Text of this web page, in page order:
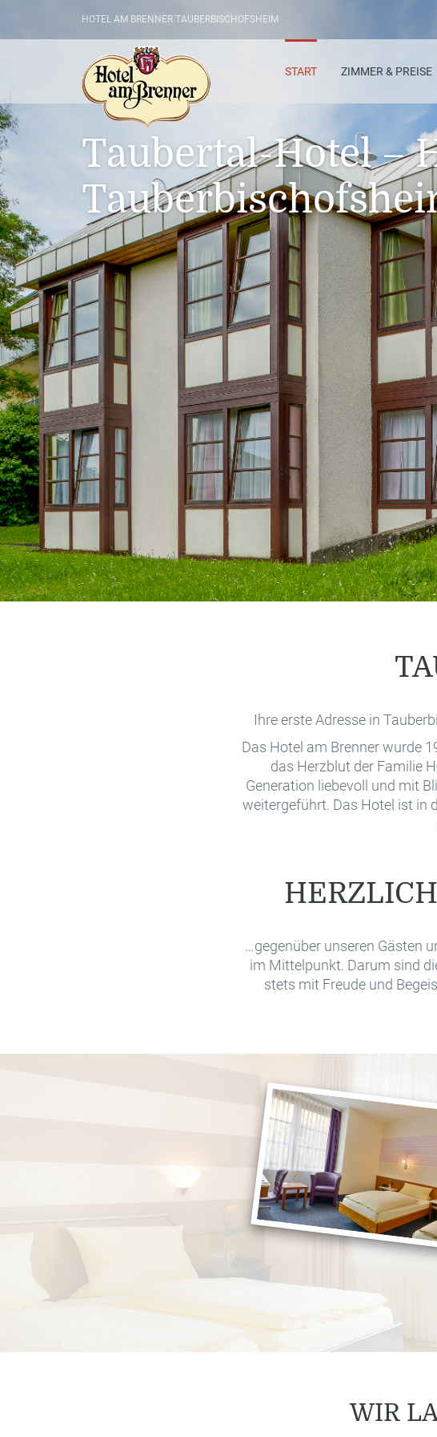
HOTEL AM BRENNER TAUBERBISCHOFSHEIM
START ZIMMER & PREISE
Taubertal-Hotel –
Ihre erste Adresse in
Das Hotel am Brenner wurde
das Herzblut der Familie
Generation liebevoll und mit
weitergeführt. Das Hotel ist in
…gegenüber unseren Gästen
im Mittelpunkt. Darum sind
stets mit Freude und
WIR